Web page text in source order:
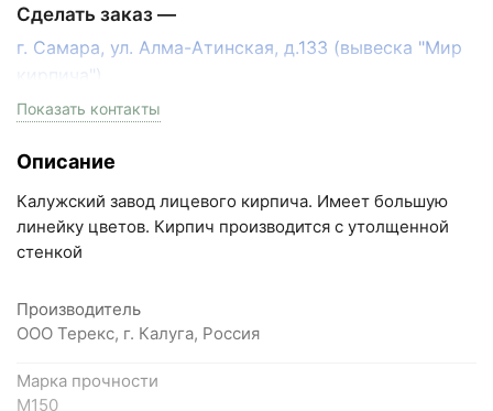
Сделать заказ —
г. Самара, ул. Алма-Атинская, д.133 (вывеска "Мир
кирпича")
пн-пт с 9:00 до 18:00, сб с 10:00 до 16:00
+7 (993) 993-77-33
Написать в МАКС
Написать на почту
Самарская область, Волжский район, село
Преображенка, улица Ленинская, 75 (вывеска "Мир
Показать контакты
Описание
Калужский завод лицевого кирпича. Имеет большую
линейку цветов. Кирпич производится с утолщенной
стенкой
Производитель
ООО Терекс, г. Калуга, Россия
Марка прочности
М150